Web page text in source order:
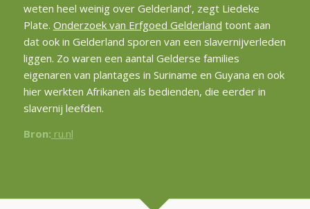
weten heel weinig over Gelderland’, zegt Liedeke
Plate. Onderzoek van Erfgoed Gelderland toont aan
dat ook in Gelderland sporen van een slavernijverleden
liggen. Zo waren een aantal Gelderse families
eigenaren van plantages in Suriname en Guyana en ook
hier werkten Afrikanen als bedienden, die eerder in
slavernij leefden.
Bron: ru.nl